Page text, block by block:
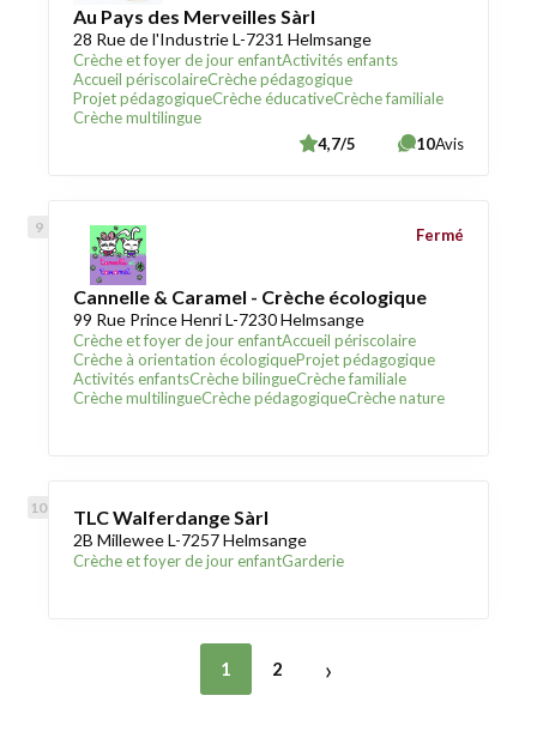
Au Pays des Merveilles Sàrl
28 Rue de l'Industrie L-7231 Helmsange
Crèche et foyer de jour enfantActivités enfants
Accueil périscolaireCrèche pédagogique
Projet pédagogiqueCrèche éducativeCrèche familiale
Crèche multilingue
4,7/5 10Avis
Cannelle & Caramel - Crèche écologique
99 Rue Prince Henri L-7230 Helmsange
Crèche et foyer de jour enfantAccueil périscolaire
Crèche à orientation écologiqueProjet pédagogique
Activités enfantsCrèche bilingueCrèche familiale
Crèche multilingueCrèche pédagogiqueCrèche nature
Fermé
TLC Walferdange Sàrl
2B Millewee L-7257 Helmsange
Crèche et foyer de jour enfantGarderie
1 2 ›